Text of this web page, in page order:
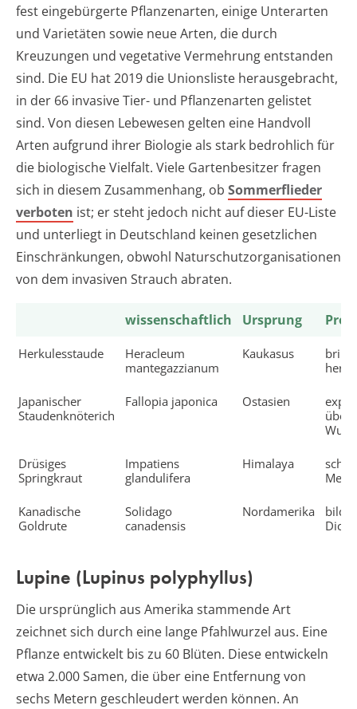
fest eingebürgerte Pflanzenarten, einige Unterarten
und Varietäten sowie neue Arten, die durch
Kreuzungen und vegetative Vermehrung entstanden
sind. Die EU hat 2019 die Unionsliste herausgebracht,
in der 66 invasive Tier- und Pflanzenarten gelistet
sind. Von diesen Lebewesen gelten eine Handvoll
Arten aufgrund ihrer Biologie als stark bedrohlich für
die biologische Vielfalt. Viele Gartenbesitzer fragen
sich in diesem Zusammenhang, ob Sommerflieder
verboten ist; er steht jedoch nicht auf dieser EU-Liste
und unterliegt in Deutschland keinen gesetzlichen
Einschränkungen, obwohl Naturschutzorganisationen
von dem invasiven Strauch abraten.
wissenschaftlich Ursprung
Herkulesstaude
Heracleum
mantegazzianum
Kaukasus
Japanischer
Staudenknöterich
Fallopia japonica Ostasien
über
Drüsiges
Springkraut
Impatiens
glandulifera
Himalaya
Kanadische
Goldrute
Solidago
canadensis
Nordamerika
Lupine (Lupinus polyphyllus)
Die ursprünglich aus Amerika stammende Art
zeichnet sich durch eine lange Pfahlwurzel aus. Eine
Pflanze entwickelt bis zu 60 Blüten. Diese entwickeln
etwa 2.000 Samen, die über eine Entfernung von
sechs Metern geschleudert werden können. An